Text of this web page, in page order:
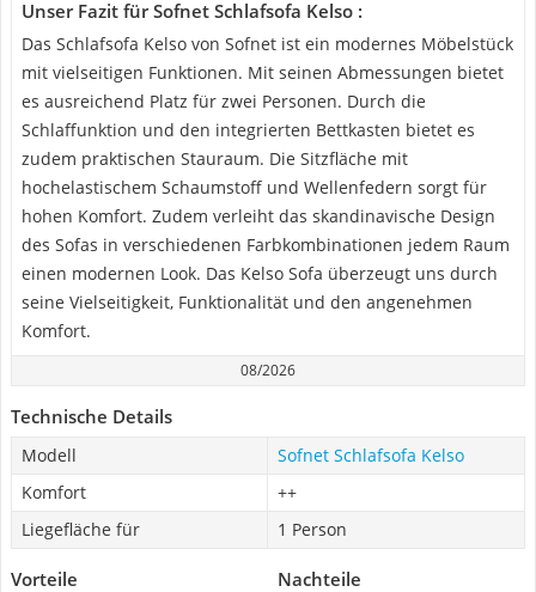
Unser Fazit für Sofnet Schlafsofa Kelso :
Das Schlafsofa Kelso von Sofnet ist ein modernes Möbelstück
mit vielseitigen Funktionen. Mit seinen Abmessungen bietet
es ausreichend Platz für zwei Personen. Durch die
Schlaffunktion und den integrierten Bettkasten bietet es
zudem praktischen Stauraum. Die Sitzfläche mit
hochelastischem Schaumstoff und Wellenfedern sorgt für
hohen Komfort. Zudem verleiht das skandinavische Design
des Sofas in verschiedenen Farbkombinationen jedem Raum
einen modernen Look. Das Kelso Sofa überzeugt uns durch
seine Vielseitigkeit, Funktionalität und den angenehmen
Komfort.
08/2026
Technische Details
Modell
Sofnet Schlafsofa Kelso
Komfort
++
Liegefläche für
1 Person
Vorteile Nachteile